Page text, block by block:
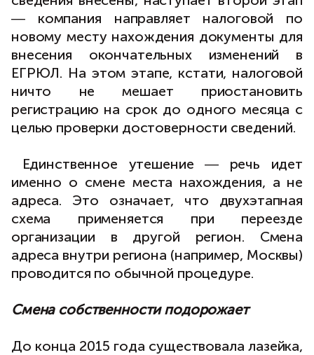
― компания направляет налоговой по
новому месту нахождения документы для
внесения окончательных изменений в
ЕГРЮЛ. На этом этапе, кстати, налоговой
ничто не мешает приостановить
регистрацию на срок до одного месяца с
целью проверки достоверности сведений.
Единственное утешение ― речь идет
именно о смене места нахождения, а не
адреса. Это означает, что двухэтапная
схема применяется при переезде
организации в другой регион. Смена
адреса внутри региона (например, Москвы)
проводится по обычной процедуре.
Смена собственности подорожает
До конца 2015 года существовала лазейка,